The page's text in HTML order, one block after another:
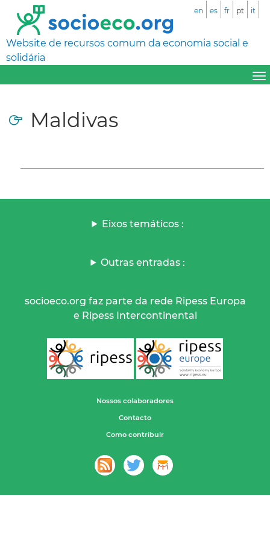
Website de recursos comum da economia social e
solidária
en es fr pt it
Maldivas
Eixos temáticos :
Outras entradas :
socioeco.org faz parte da rede Ripess Europa
e Ripess Intercontinental
Nossos colaboradores
Contacto
Como contribuir